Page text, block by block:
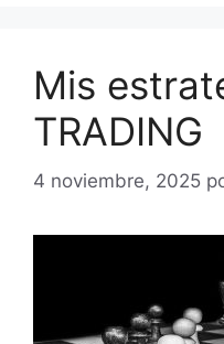
Mis
TRADING
4 noviembre, 2025